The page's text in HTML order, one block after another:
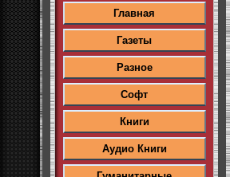
Главная
Газеты
Разное
Софт
Книги
Аудио Книги